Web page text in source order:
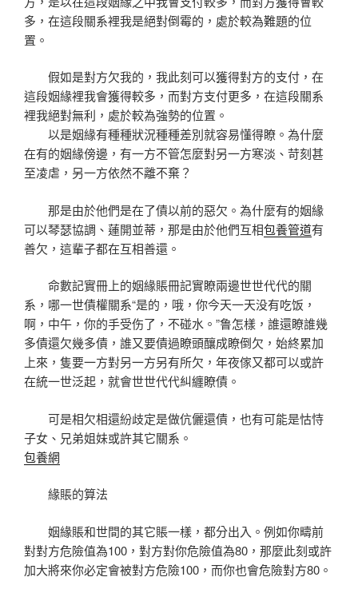
多，在這段關系裡我是絕對倒霉的，處於較為難題的位
置。
假如是對方欠我的，我此刻可以獲得對方的支付，在
這段姻緣裡我會獲得較多，而對方支付更多，在這段關系
裡我絕對無利，處於較為強勢的位置。
以是姻緣有種種狀況種種差別就容易懂得瞭。為什麼
在有的姻緣傍邊，有一方不管怎麼對另一方寒淡、苛刻甚
至凌虐，另一方依然不離不棄？
那是由於他們是在了債以前的惡欠。為什麼有的姻緣
可以琴瑟協調、蓮開並蒂，那是由於他們互相包養管道有
善欠，這輩子都在互相善還。
命數記實冊上的姻緣賬冊記實瞭兩邊世世代代的關
系，哪一世債權關系“是的，哦，你今天一天没有吃饭，
啊，中午，你的手受伤了，不碰水。”鲁怎樣，誰還瞭誰幾
多債還欠幾多債，誰又要債過瞭頭釀成瞭倒欠，始終累加
上來，隻要一方對另一方另有所欠，年夜傢又都可以或許
在統一世泛起，就會世世代代糾纏瞭債。
可是相欠相還紛歧定是做伉儷還債，也有可能是怙恃
子女、兄弟姐妹或許其它關系。
包養網
緣賬的算法
姻緣賬和世間的其它賬一樣，都分出入。例如你疇前
對對方危險值為100，對方對你危險值為80，那麼此刻或許
加大將來你必定會被對方危險100，而你也會危險對方80。